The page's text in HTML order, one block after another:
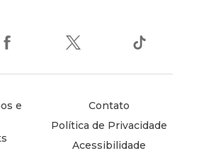
e
Contato
Política de Privacidade
Acessibilidade
in
window)
in
window)